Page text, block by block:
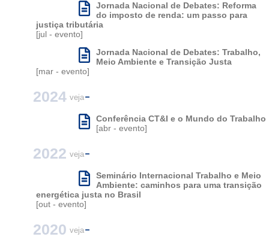
Jornada Nacional de Debates: Reforma
do imposto de renda: um passo para
justiça tributária
[jul - evento]
Jornada Nacional de Debates: Trabalho,
Meio Ambiente e Transição Justa
[mar - evento]
2024 veja
Conferência CT&I e o Mundo do Trabalho
[abr - evento]
2022 veja
Seminário Internacional Trabalho e Meio
Ambiente: caminhos para uma transição
energética justa no Brasil
[out - evento]
2020 veja